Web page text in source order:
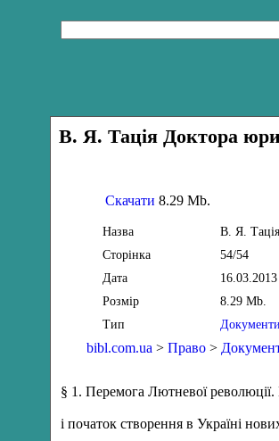
В. Я. Тація Доктора
Скачати 8.29 Mb.
Назва
В. Я.
Сторінка
54/54
Дата
16.03.2013
Розмір
8.29 Mb.
Тип
Документи
bibl.com.ua > Право >
§ 1. Перемога Лютневої
і початок створення в Україні